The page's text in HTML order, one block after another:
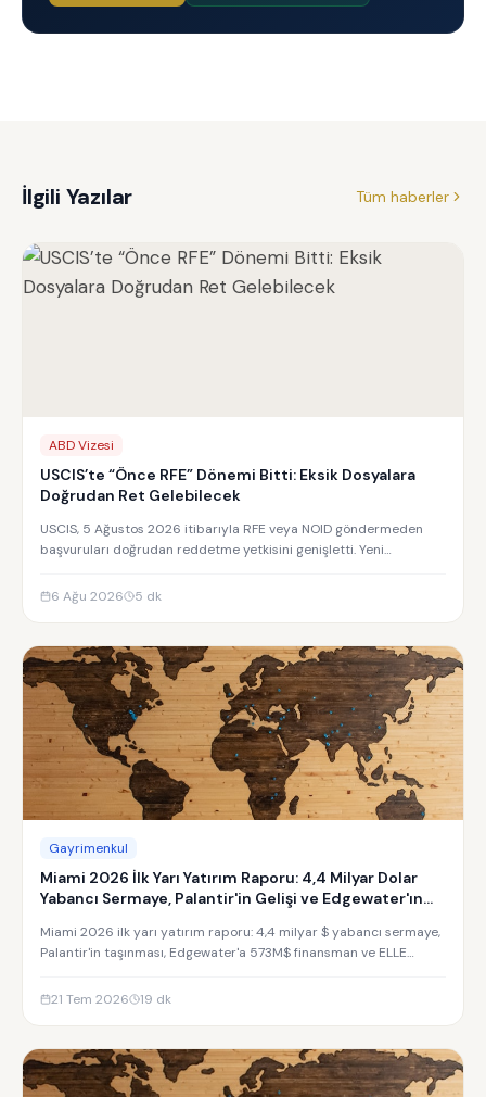
İlgili Yazılar Tüm haberler
ABD Vizesi
USCIS’te “Önce RFE” Dönemi Bitti: Eksik Dosyalara
Doğrudan Ret Gelebilecek
USCIS, 5 Ağustos 2026 itibarıyla RFE veya NOID göndermeden
başvuruları doğrudan reddetme yetkisini genişletti. Yeni
6 Ağu 2026
5 dk
Gayrimenkul
Miami 2026 İlk Yarı Yatırım Raporu: 4,4 Milyar Dolar
Yabancı Sermaye, Palantir'in Gelişi ve Edgewater'ın
Miami 2026 ilk yarı yatırım raporu: 4,4 milyar $ yabancı sermaye,
Palantir'in taşınması, Edgewater'a 573M$ finansman ve ELLE
21 Tem 2026
19 dk